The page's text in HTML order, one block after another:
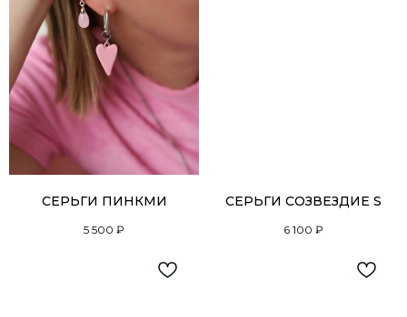
СЕРЬГИ ПИНКМИ
5 500 ₽
СЕРЬГИ СОЗВЕЗДИЕ S
6 100 ₽